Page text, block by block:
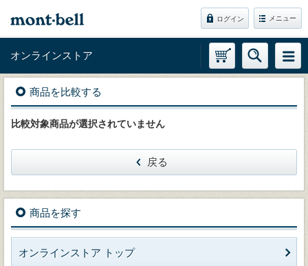
ログイン メニュー
オンラインストア
商品を比較する
比較対象商品が選択されていません
戻る
商品を探す
オンラインストア トップ